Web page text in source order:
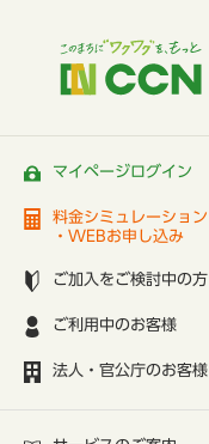
マイページログイン
料金シミュレーション
・WEBお申し込み
ご加入をご検討中の方
ご利用中のお客様
法人・官公庁のお客様